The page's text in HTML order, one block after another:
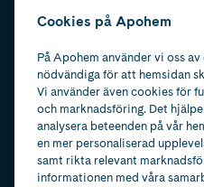
Cookies på Apohem
På Apohem använder vi oss
nödvändiga för att hemsidan
Vi använder även cookies för
och marknadsföring. Det
analysera beteenden på vår
en mer personaliserad
samt rikta relevant
informationen med våra